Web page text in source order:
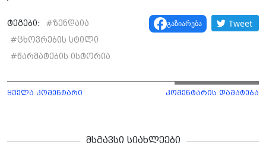
ტეგები: #ზენდაია
#ცხოვრების სტილი
#წარმატების ისტორია
გაზიარება Tweet
ყველა კომენტარი კომენტარის დამატება
მსგავსი სიახლეები